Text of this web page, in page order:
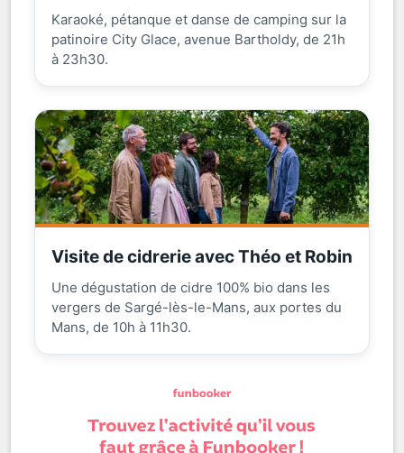
Karaoké, pétanque et danse de camping sur la
patinoire City Glace, avenue Bartholdy, de 21h
à 23h30.
Visite de cidrerie avec Théo et Robin
Une dégustation de cidre 100% bio dans les
vergers de Sargé-lès-le-Mans, aux portes du
Mans, de 10h à 11h30.